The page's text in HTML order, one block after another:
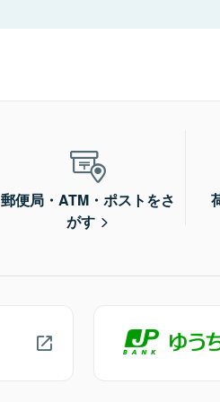
郵便局・ATM・ポストをさ
がす